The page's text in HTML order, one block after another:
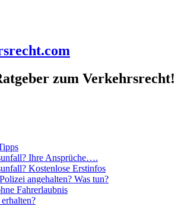
zum Verkehrsrecht!
Ihre Ansprüche….
Kostenlose Erstinfos
angehalten? Was tun?
Fahrerlaubnis